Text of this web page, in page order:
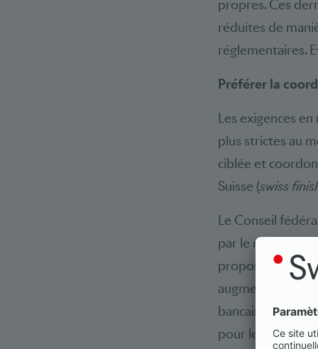
propres. Ces
réduites de
réglementaires.
Préférer la
Les exigences
plus strictes au
ciblée et
Suisse (swiss
Le Conseil
par le
proposé. Cette
augmentation
bancaires
pour les